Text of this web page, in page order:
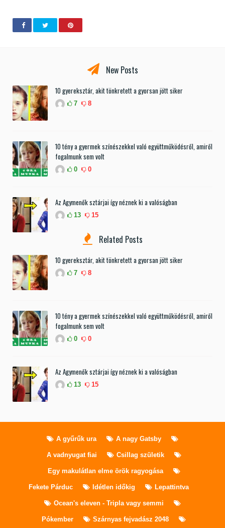
New Posts
10 gyereksztár, akit tönkretett a gyorsan jött siker
7 8
10 tény a gyermek színészekkel való együttműködésről, amiről
fogalmunk sem volt
0 0
Az Agymenők sztárjai így néznek ki a valóságban
13 15
Related Posts
10 gyereksztár, akit tönkretett a gyorsan jött siker
7 8
10 tény a gyermek színészekkel való együttműködésről, amiről
fogalmunk sem volt
0 0
Az Agymenők sztárjai így néznek ki a valóságban
13 15
A gyűrűk ura A nagy Gatsby
A vadnyugat fiai Csillag születik
Egy makulátlan elme örök ragyogása
Fekete Párduc Idétlen időkig Lepattintva
Ocean's eleven - Tripla vagy semmi
Pókember Szárnyas fejvadász 2048